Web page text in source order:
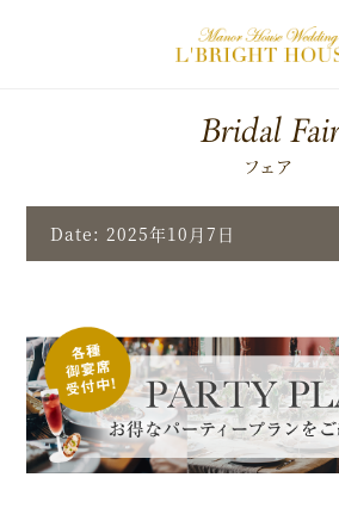
Bridal Fair
フェア
Date: 2025年10月7日